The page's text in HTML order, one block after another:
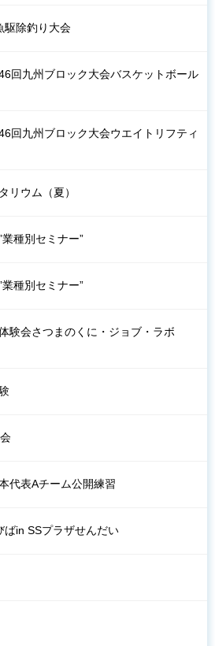
駆除釣り大会
回九州ブロック大会バスケットボール
回九州ブロック大会ウエイトリフティ
リウム（夏）
種別セミナー”
種別セミナー”
験会さつまのくに・ジョブ・ラボ
代表Aチーム公開練習
ばin SSプラザせんだい